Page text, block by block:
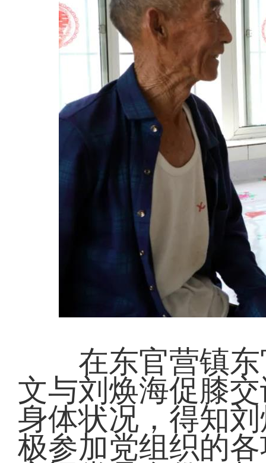
在东官营镇东
文与刘焕海促膝
身体状况，得知
极参加党组织的